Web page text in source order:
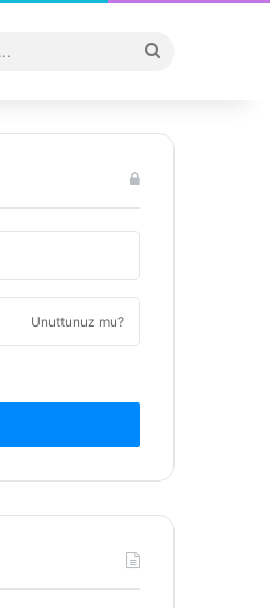
...
Unuttunuz mu?